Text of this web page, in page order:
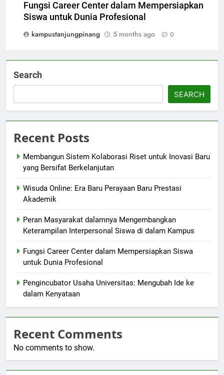
Fungsi Career Center dalam Mempersiapkan
Siswa untuk Dunia Profesional
kampustanjungpinang
5 months ago 0
Search
SEARCH
Recent Posts
Membangun Sistem Kolaborasi Riset untuk Inovasi Baru
yang Bersifat Berkelanjutan
Wisuda Online: Era Baru Perayaan Baru Prestasi
Akademik
Peran Masyarakat dalamnya Mengembangkan
Keterampilan Interpersonal Siswa di dalam Kampus
Fungsi Career Center dalam Mempersiapkan Siswa
untuk Dunia Profesional
Pengincubator Usaha Universitas: Mengubah Ide ke
dalam Kenyataan
Recent Comments
No comments to show.